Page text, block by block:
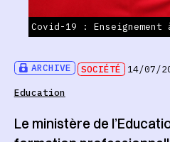
ARCHIVE SOCIÉTÉ
14/07/
Education
Covid-19 : Enseignement
Le ministère de